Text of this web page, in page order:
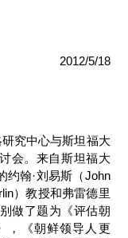
2012/5/18
究中心与斯坦福大
会。来自斯坦福大
约翰·刘易斯（John
）教授和弗雷德里
做了题为《评估朝
，《朝鲜领导人更